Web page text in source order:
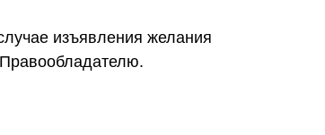
изъявления желания